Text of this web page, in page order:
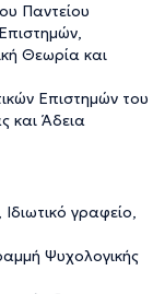
Παντείου
Θεωρία και
Επιστημών του
και Άδεια
γραφείο,
Ψυχολογικής